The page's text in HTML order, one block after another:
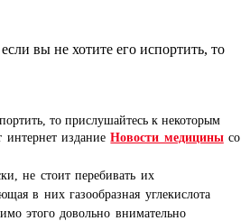
то прислушайтесь к некоторым
интернет изданиеНовости медицинысо
не стоит перебивать их
в них газообразная углекислота
этого довольно внимательно